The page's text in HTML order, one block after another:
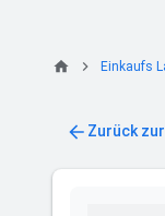
Einkaufs
Zurück